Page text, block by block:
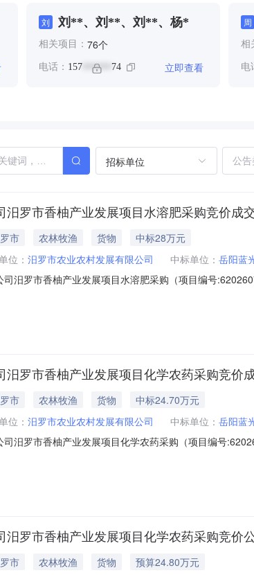
刘 刘**、刘**、刘**、杨*
相关项目： 76个
电话： 157 ****** 74 立即查看
周
相
电
招标单位
罗市香柚产业发展项目水溶肥采购竞价成
市 农林牧渔 货物
中标28万元
位： 汨罗市农业农村发展有限公司 中标单位： 岳阳蓝
汨罗市香柚产业发展项目水溶肥采购（项目编号
称：汨罗市报价起止时间：2026-07-2910:37-2026-08-
罗市香柚产业发展项目化学农药采购竞价
市 农林牧渔 货物
中标24.70万元
位： 汨罗市农业农村发展有限公司 中标单位： 岳阳蓝
汨罗市香柚产业发展项目化学农药采购（项目编号
名称：汨罗市报价起止时间：2026-07-2911:04-2026-
罗市香柚产业发展项目化学农药采购竞价
市 农林牧渔 货物
预算24.80万元